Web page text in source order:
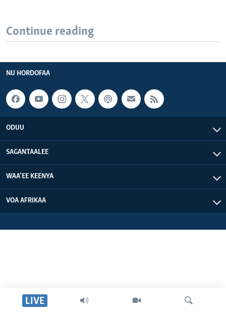
LIVE
Continue reading
NU HORDOFAA
ODUU
SAGANTAALEE
WAA’EE KEENYA
VOA AFRIKAA